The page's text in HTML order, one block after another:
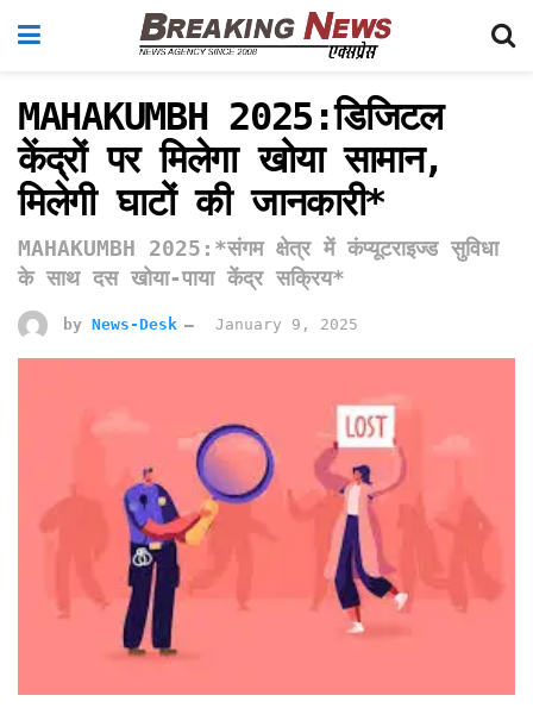
MAHAKUMBH 2025:डिजिटल
केंद्रों पर मिलेगा खोया सामान,
मिलेगी घाटों की जानकारी*
MAHAKUMBH 2025:*संगम क्षेत्र में कंप्यूटराइज्ड सुविधा
के साथ दस खोया-पाया केंद्र सक्रिय*
by News-Desk January 9, 2025